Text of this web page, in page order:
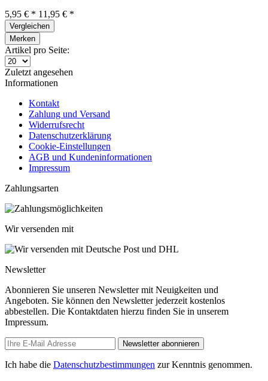
5,95 € * 11,95 € *
Vergleichen
Merken
Artikel pro Seite:
Zuletzt angesehen
Informationen
Kontakt
Zahlung und Versand
Widerrufsrecht
Datenschutzerklärung
Cookie-Einstellungen
AGB und Kundeninformationen
Impressum
Zahlungsarten
Wir versenden mit
Newsletter
Abonnieren Sie unseren Newsletter mit Neuigkeiten und
Angeboten. Sie können den Newsletter jederzeit kostenlos
abbestellen. Die Kontaktdaten hierzu finden Sie in unserem
Impressum.
Newsletter abonnieren
Ich habe die Datenschutzbestimmungen zur Kenntnis genommen.